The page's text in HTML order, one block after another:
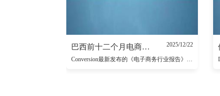
巴西前十二个月电商总访问量339亿次 2025/12/22
Conversion最新发布的《电子商务行业报告》显示，过去12个月巴西电子商务总访问量达339亿次。11月总访问量较10月下降1.3%，主要受网页浏览器访问量下降4.8%影响，但应用端访问量增长10.6%。